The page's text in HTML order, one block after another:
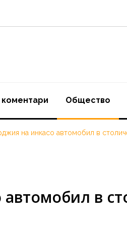
Oбщество
на инкасо автомобил в
в